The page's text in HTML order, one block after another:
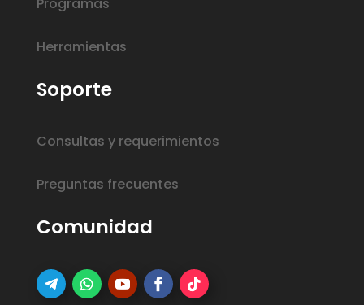
Programas
Herramientas
Soporte
Consultas y requerimientos
Preguntas frecuentes
Comunidad